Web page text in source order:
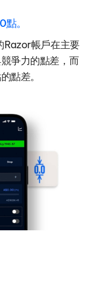
。
Razor帳戶在主要
爭力的點差，而
點差。